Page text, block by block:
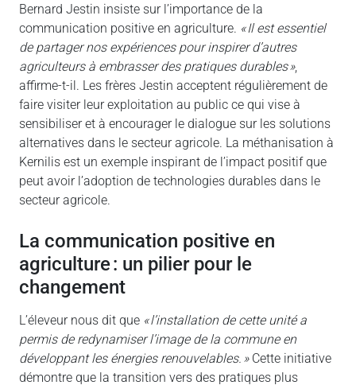
Bernard Jestin insiste sur l’importance de la
communication positive en agriculture. « Il est essentiel
de partager nos expériences pour inspirer d’autres
agriculteurs à embrasser des pratiques durables »,
affirme-t-il. Les frères Jestin acceptent régulièrement de
faire visiter leur exploitation au public ce qui vise à
sensibiliser et à encourager le dialogue sur les solutions
alternatives dans le secteur agricole. La méthanisation à
Kernilis est un exemple inspirant de l’impact positif que
peut avoir l’adoption de technologies durables dans le
secteur agricole.
la communication positive en
agriculture : un pilier pour le
changement
L’éleveur nous dit que « l’installation de cette unité a
permis de redynamiser l’image de la commune en
développant les énergies renouvelables. »Cette initiative
démontre que la transition vers des pratiques plus